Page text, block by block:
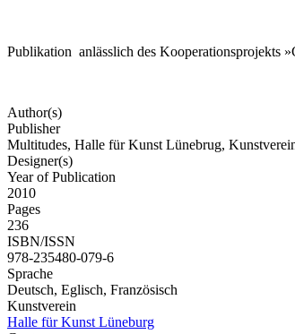
Publikation anlässlich des Kooperationsprojekts
Author(s)
Publisher
Multitudes, Halle für Kunst Lünebrug,
Designer(s)
Year of Publication
2010
Pages
236
ISBN/ISSN
978-235480-079-6
Sprache
Deutsch, Eglisch, Französisch
Kunstverein
Halle für Kunst Lüneburg